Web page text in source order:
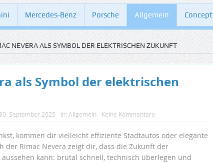
Mercedes-Benz Porsche Allgemein Concept
NEVERA ALS SYMBOL DER ELEKTRISCHEN ZUKUNFT
als Symbol der elektrischen
30. September 2025 In: Allgemein Keine Kommentare
kommen dir vielleicht effiziente Stadtautos oder elegante
der Rimac Nevera zeigt dir, dass die Zukunft der
kann: brutal schnell, technisch überlegen und